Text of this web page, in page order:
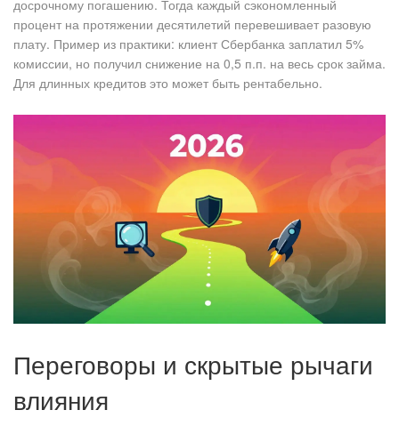
досрочному погашению. Тогда каждый сэкономленный
процент на протяжении десятилетий перевешивает разовую
плату. Пример из практики: клиент Сбербанка заплатил 5%
комиссии, но получил снижение на 0,5 п.п. на весь срок займа.
Для длинных кредитов это может быть рентабельно.
Переговоры и скрытые рычаги
влияния